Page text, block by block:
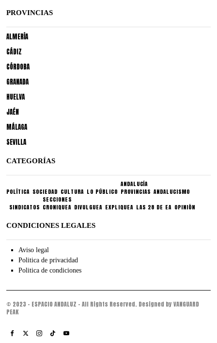
PROVINCIAS
ALMERÍA
CÁDIZ
CÓRDOBA
GRANADA
HUELVA
JAÉN
MÁLAGA
SEVILLA
CATEGORÍAS
POLÍTICA SOCIEDAD CULTURA LO PÚBLICO
ANDALUCÍA
PROVINCIAS ANDALUCISMO
SINDICATOS
SECCIONES
CRONIQUEA DIVULGUEA EXPLIQUEA LAS 28 DE EA OPINIÓN
CONDICIONES LEGALES
Aviso legal
Politica de privacidad
Politica de condiciones
© 2023 - ESPACIO ANDALUZ - All Rights Reserved. Designed by VANGUARD
PEAK